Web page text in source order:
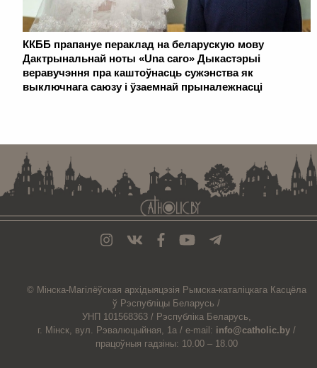
ККББ прапануе пераклад на беларускую мову
Дактрынальнай ноты «Una caro» Дыкастэрыі
веравучэння пра каштоўнасць сужэнства як
выключнага саюзу і ўзаемнай прыналежнасці
© Мiнска-Магiлёўская архiдыяцэзiя Рымска-каталіцкага Касцёла
ў Рэспубліцы Беларусь /
УНП 101568363 / Рэспубліка Беларусь,
г. Мінск, вул. Рэвалюцыйная, 1а / e-mail: info@catholic.by /
працоўныя гадзіны: 10.00 – 18.00